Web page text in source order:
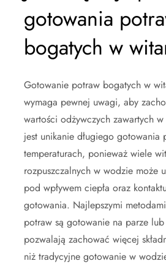
gotowania
bogatych w
Gotowanie potraw bogatych w
wymaga pewnej uwagi, aby
wartości odżywczych zawartych w
jest unikanie długiego gotowania
temperaturach, ponieważ wiele
rozpuszczalnych w wodzie może
pod wpływem ciepła oraz
gotowania. Najlepszymi
potraw są gotowanie na parze
pozwalają zachować więcej
niż tradycyjne gotowanie w